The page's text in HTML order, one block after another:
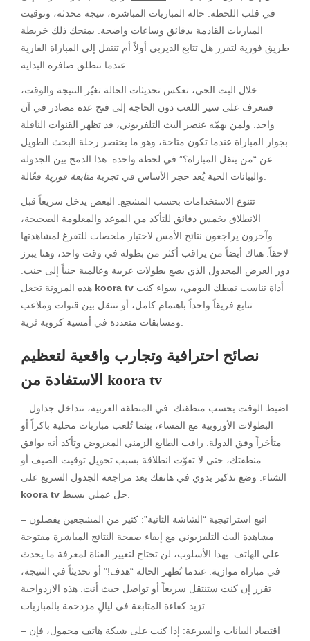
في قلب اللحظة: حالة المباريات المباشرة، نتيجة محدثة، وتوقيت
المباريات القادمة بدقائق وساعات واضحة. يمنحك ذلك خريطة
طريق فورية لتقرر هل تتابع الديربي أولاً أم تنتقل إلى المباراة القارية
خلال البث الحي، تعكس تحديثات الحالة تغيّر النتيجة والوقت،
فتتعرف على سير اللعب دون الحاجة إلى فتح عدة مصادر في آن
واحد. ولمن يهمّه عنصر البث التلفزيوني، قد تظهر القنوات الناقلة
بجوار المباراة عندما تكون متاحة، وهو ما يختصر رحلة البحث الطويل
عن “من ينقل المباراة؟” في لحظة واحدة. هذا الدمج بين الجدولة
والبيانات الحية يُعد حجر الأساس في تجربة متابعة فورية
تتنوع الاستخدامات بحسب المشجع. البعض يدخل سريعاً قبل
الانطلاق بخمس دقائق للتأكد من الموعد والمعلومة الصحيحة،
وآخرون يراجعون نتائج الأمس لاختيار ملخصات للتفرغ لمشاهدتها
لاحقاً. هناك أيضاً من يراقب أكثر من بطولة في وقت واحد، وهنا يبرز
دور العرض المجدول الذي يضع بطولات عربية وعالمية جنباً إلى جنب.
koora tv
تتابع فريقاً واحداً باهتمام كامل، أو تنتقل بين قنوات وملاعب
نصائح احترافية وتجارب واقعية لتعظيم
الاستفادة من koora tv
– اضبط الوقت بحسب منطقتك: في المنطقة العربية، تتداخل جداول
البطولات الأوروبية مع المساء، بينما تُلعب مباريات محلية باكراً أو
متأخراً وفق الدولة. راقب الطابع الزمني المعروض وتأكد أنه يوافق
منطقتك، حتى لا تفوّت انطلاقة بسبب تحويل توقيت الصيف أو
الشتاء. وضع تذكير يدوي في هاتفك بعد مراجعة الجدول السريع على
koora tv
– اتبع استراتيجية “الشاشة الثانية”: كثير من المشجعين يفضلون
مشاهدة البث التلفزيوني مع إبقاء صفحة النتائج المباشرة مفتوحة
على الهاتف. بهذا الأسلوب، لن تحتاج لتغيير القناة لمعرفة ما يحدث
في مباراة موازية. عندما تُظهر الحالة “هدف!” أو تحديثاً في النتيجة،
تقرر إن كنت ستنتقل سريعاً أو تواصل حيث أنت. هذه الازدواجية
– اقتصاد البيانات والسرعة: إذا كنت على شبكة هاتف محمول، فإن